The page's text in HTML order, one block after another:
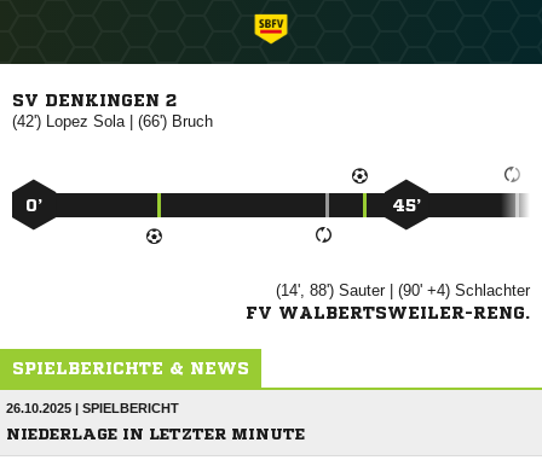
SV DENKINGEN 2
(42')  | (66') 
0’ 45’
(14', 88') | (90' +4) 
FV WALBERTSWEILER-RENG.
SPIELBERICHTE & NEWS
26.10.2025 | SPIELBERICHT
NIEDERLAGE IN LETZTER MINUTE